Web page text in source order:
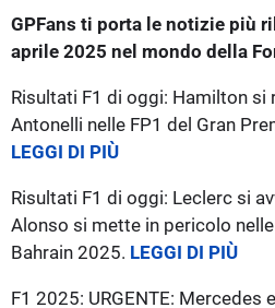
GPFans ti porta le notizie più
aprile 2025 nel mondo della
Risultati F1 di oggi: Hamilton si
Antonelli nelle FP1 del Gran
LEGGI DI PIÙ
Risultati F1 di oggi: Leclerc si
Alonso si mette in pericolo
Bahrain 2025. LEGGI DI PIÙ
F1 2025: URGENTE: Mercedes